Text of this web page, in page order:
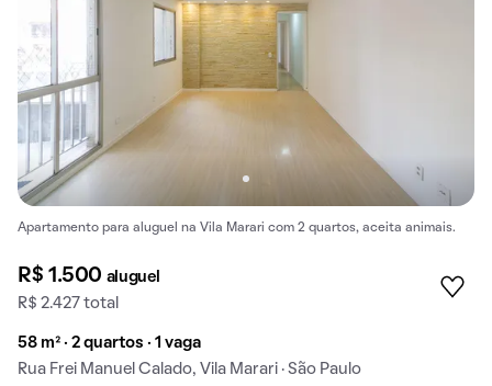
Apartamento para aluguel na Vila Marari com 2 quartos, aceita animais.
R$ 1.500 aluguel
R$ 2.427 total
58 m² · 2 quartos · 1 vaga
Rua Frei Manuel Calado, Vila Marari · São Paulo